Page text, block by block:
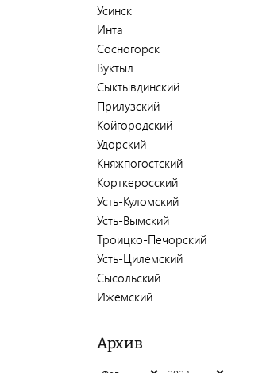
Усинск
Инта
Сосногорск
Вуктыл
Сыктывдинский
Прилузский
Койгородский
Удорский
Княжпогостский
Корткеросский
Усть-Куломский
Усть-Вымский
Троицко-Печорский
Усть-Цилемский
Сысольский
Ижемский
Архив